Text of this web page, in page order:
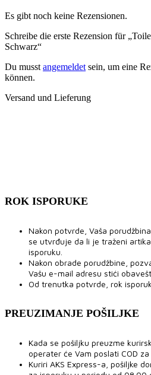
Es gibt noch keine Rezensionen.
Schreibe die erste Rezension für
Schwarz“
Du musst angemeldet sein, um eine
können.
Versand und Lieferung
ROK ISPORUKE
Nakon potvrde, Vaša
se utvrđuje da li je traženi
isporuku.
Nakon obrade porudžbine,
Vašu e-mail adresu stići
Od trenutka potvrde, rok
PREUZIMANJE POŠILJKE
Kada se pošiljku preuzme
operater će Vam poslati COD
Kuriri AKS Express-a, pošiljke